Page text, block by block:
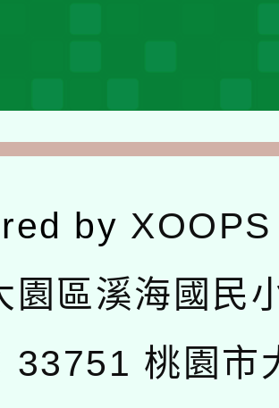
by XOOPS
園區溪海國民
33751 桃園市